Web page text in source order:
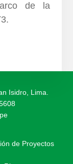
de la
Isidro, Lima.
de Proyectos